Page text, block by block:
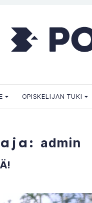
OPISKELIJAN TUKI
admin